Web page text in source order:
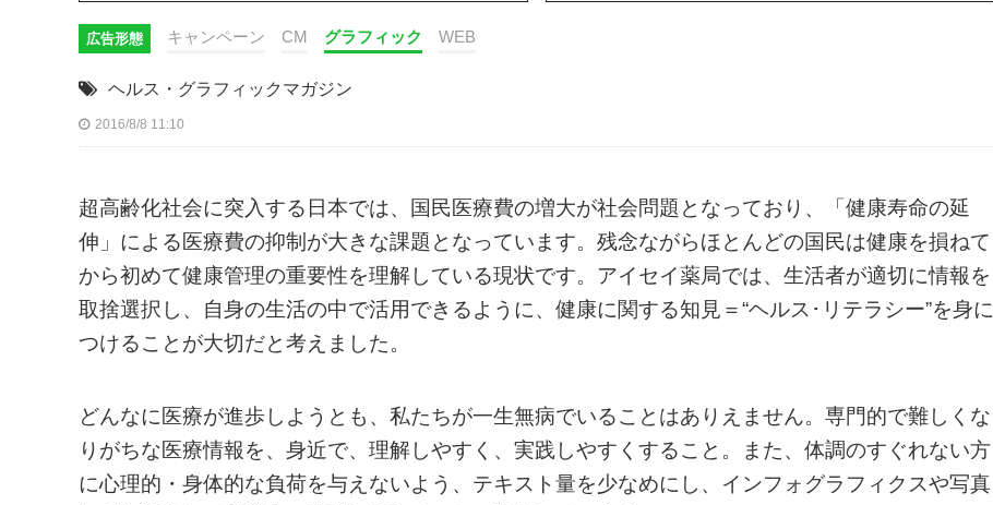
広告形態 キャンペーン CM グラフィック WEB
ヘルス・グラフィックマガジン
2016/8/8 11:10
超高齢化社会に突入する日本では、国民医療費の増大が社会問題となっており、「健康寿命の延
伸」による医療費の抑制が大きな課題となっています。残念ながらほとんどの国民は健康を損ねて
から初めて健康管理の重要性を理解している現状です。アイセイ薬局では、生活者が適切に情報を
取捨選択し、自身の生活の中で活用できるように、健康に関する知見＝“ヘルス･リテラシー”を身に
つけることが大切だと考えました。
どんなに医療が進歩しようとも、私たちが一生無病でいることはありえません。専門的で難しくな
りがちな医療情報を、身近で、理解しやすく、実践しやすくすること。また、体調のすぐれない方
に心理的・身体的な負荷を与えないよう、テキスト量を少なめにし、インフォグラフィクスや写真